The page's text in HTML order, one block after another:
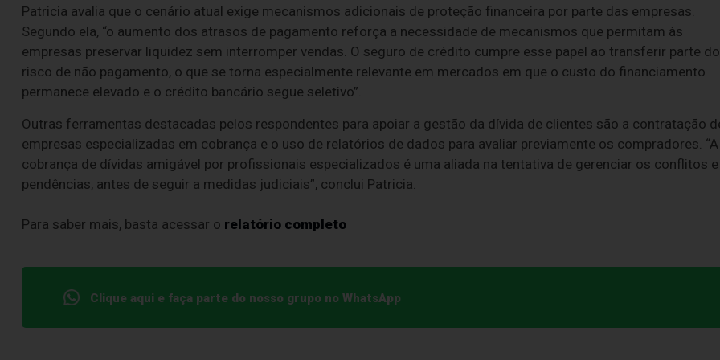
Patricia avalia que o cenário atual exige mecanismos adicionais de proteção financeira por parte das empresas.
Segundo ela, “o aumento dos atrasos de pagamento reforça a necessidade de mecanismos que permitam às
empresas preservar liquidez sem interromper vendas. O seguro de crédito cumpre esse papel ao transferir parte do
risco de não pagamento, o que se torna especialmente relevante em mercados em que o custo do financiamento
permanece elevado e o crédito bancário segue seletivo”.
Outras ferramentas destacadas pelos respondentes para apoiar a gestão da dívida de clientes são a contratação
empresas especializadas em cobrança e o uso de relatórios de dados para avaliar previamente os compradores. “A
cobrança de dívidas amigável por profissionais especializados é uma aliada na tentativa de gerenciar os conflitos e
pendências, antes de seguir a medidas judiciais”, conclui Patricia.
Para saber mais, basta acessar o relatório completo
Clique aqui e faça parte do nosso grupo no WhatsApp